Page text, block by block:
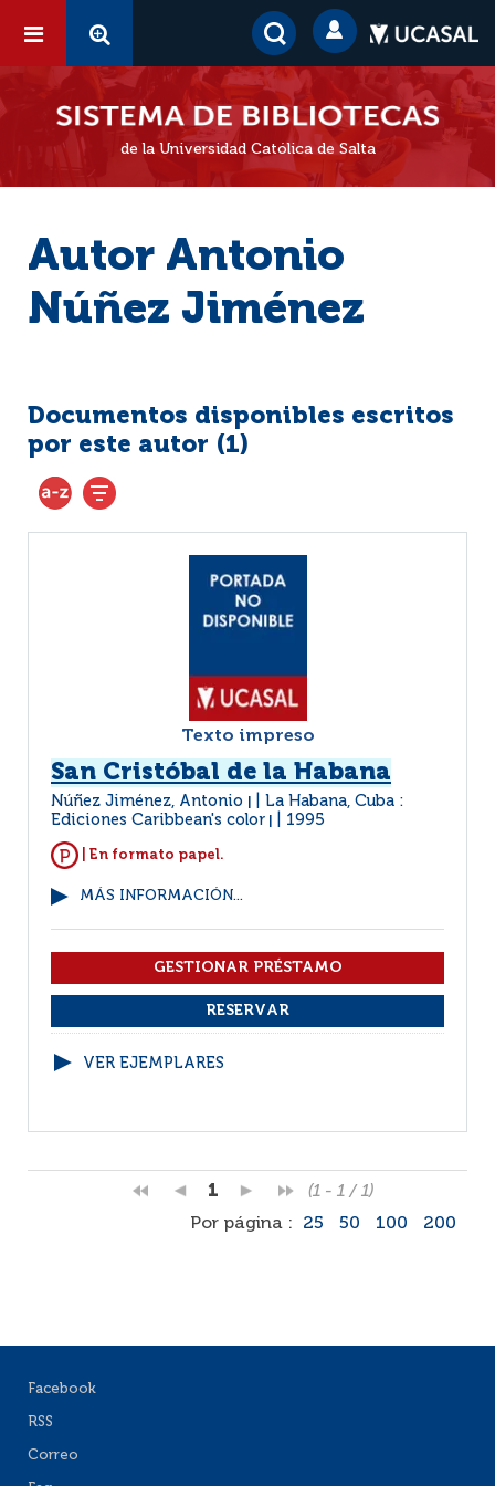
de la Universidad Católica de Salta
Autor Antonio
Núñez Jiménez
Documentos disponibles escritos
por este autor (1)
Texto impreso
San Cristóbal de la Habana
Núñez Jiménez, Antonio
La Habana, Cuba :
Ediciones Caribbean's color
1995
| En formato papel.
MÁS INFORMACIÓN...
VER EJEMPLARES
1
(1 - 1 / 1)
Por página :
25 50 100 200
Facebook
RSS
Correo